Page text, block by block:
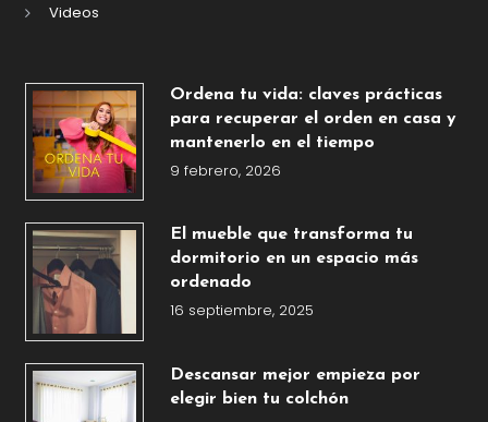
Videos
Ordena tu vida: claves prácticas
para recuperar el orden en casa y
mantenerlo en el tiempo
9 febrero, 2026
El mueble que transforma tu
dormitorio en un espacio más
ordenado
16 septiembre, 2025
Descansar mejor empieza por
elegir bien tu colchón